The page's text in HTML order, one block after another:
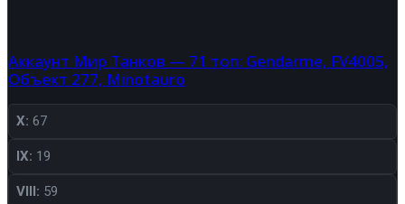
Аккаунт Мир Танков — 71 топ: Gendarme, FV4005,
Объект 277, Minotauro
X: 67
IX: 19
VIII: 59